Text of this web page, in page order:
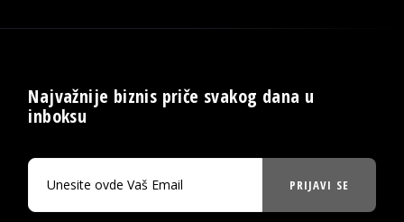
Najvažnije biznis priče svakog dana u
inboksu
PRIJAVI SE